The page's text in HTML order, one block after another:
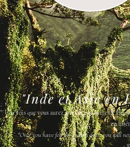
"Une fois que vous aurez senti la poussière de
en
"Once you have felt the Indian dust, you will
"Inde et Asie en